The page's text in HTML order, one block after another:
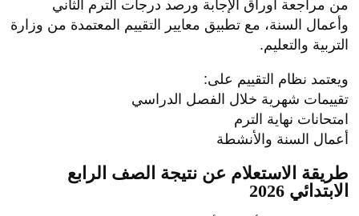
من مراجعة أوراق الإجابة ورصد درجات الترم الثاني
وأعمال السنة، مع تطبيق معايير التقييم المعتمدة من وزارة
التربية والتعليم.
ويعتمد نظام التقييم على:
تقييمات شهرية خلال الفصل الدراسي
امتحانات نهاية الترم
أعمال السنة والأنشطة
طريقة الاستعلام عن نتيجة الصف الرابع
الابتدائي 2026